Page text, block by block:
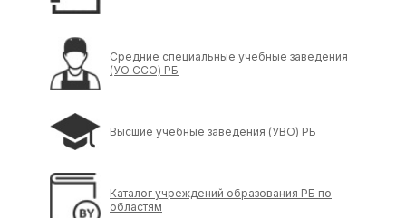
Средние специальные учебные заведения
(УО ССО) РБ
Высшие учебные заведения (УВО) РБ
Каталог учреждений образования РБ по
областям